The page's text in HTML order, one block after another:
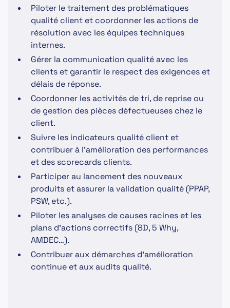
Piloter le traitement des problématiques
qualité client et coordonner les actions de
résolution avec les équipes techniques
internes.
Gérer la communication qualité avec les
clients et garantir le respect des exigences et
délais de réponse.
Coordonner les activités de tri, de reprise ou
de gestion des pièces défectueuses chez le
client.
Suivre les indicateurs qualité client et
contribuer à l’amélioration des performances
et des scorecards clients.
Participer au lancement des nouveaux
produits et assurer la validation qualité (PPAP,
PSW, etc.).
Piloter les analyses de causes racines et les
plans d’actions correctifs (8D, 5 Why,
AMDEC…).
Contribuer aux démarches d’amélioration
continue et aux audits qualité.